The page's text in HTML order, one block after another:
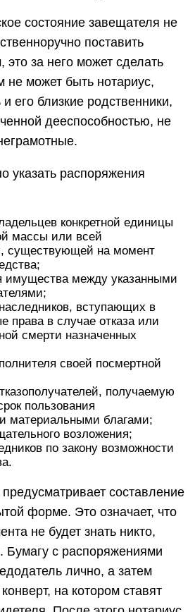
состояние завещателя не
поставить
это за него может сделать
не может быть нотариус,
его близкие родственники,
дееспособностью, не
указать распоряжения
конкретной единицы
массы или всей
существующей на момент
имущества между указанными
вступающих в
права в случае отказа или
смерти назначенных
своей посмертной
получаемую
пользования
материальными благами;
возложения;
по закону возможности
составление
форме. Это означает, что
не будет знать никто,
Бумагу с распоряжениями
лично, а затем
на котором ставят